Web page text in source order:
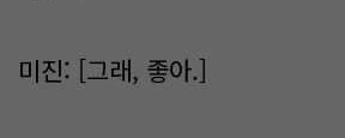
미진: [그래, 좋아.]